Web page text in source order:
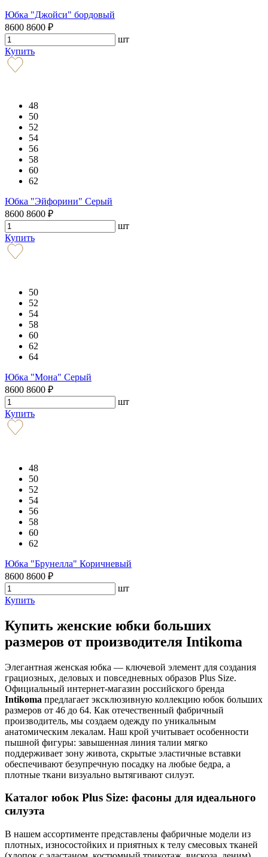
Юбка "Джойси" бордовый
8600 8600 ₽
шт
Купить
48
50
52
54
56
58
60
62
Юбка "Эйфорини" Серый
8600 8600 ₽
шт
Купить
50
52
54
58
60
62
64
Юбка "Мона" Серый
8600 8600 ₽
шт
Купить
48
50
52
54
56
58
60
62
Юбка "Брунелла" Коричневый
8600 8600 ₽
шт
Купить
Купить женские юбки больших
размеров от производителя Intikoma
Элегантная женская юбка — ключевой элемент для создания
грациозных, деловых и повседневных образов Plus Size.
Официальный интернет-магазин российского бренда
Intikoma предлагает эксклюзивную коллекцию юбок больших
размеров от 46 до 64. Как отечественный фабричный
производитель, мы создаем одежду по уникальным
анатомическим лекалам. Наш крой учитывает особенности
пышной фигуры: завышенная линия талии мягко
поддерживает зону живота, скрытые эластичные вставки
обеспечивают безупречную посадку на любые бедра, а
плотные ткани визуально вытягивают силуэт.
Каталог юбок Plus Size: фасоны для идеального
силуэта
В нашем ассортименте представлены фабричные модели из
плотных, износостойких и приятных к телу смесовых тканей